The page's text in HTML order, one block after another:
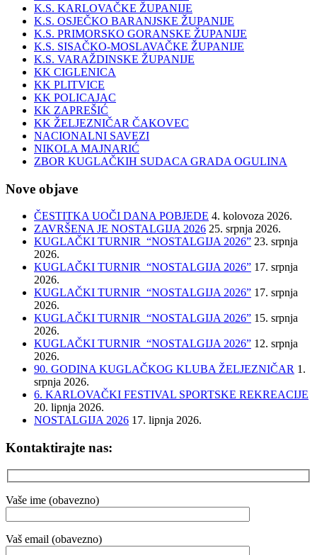
K.S. KARLOVAČKE ŽUPANIJE
K.S. OSJEČKO BARANJSKE ŽUPANIJE
K.S. PRIMORSKO GORANSKE ŽUPANIJE
K.S. SISAČKO-MOSLAVAČKE ŽUPANIJE
K.S. VARAŽDINSKE ŽUPANIJE
KK CIGLENICA
KK PLITVICE
KK POLICAJAC
KK ZAPREŠIĆ
KK ŽELJEZNIČAR ČAKOVEC
NACIONALNI SAVEZI
NIKOLA MAJNARIĆ
ZBOR KUGLAČKIH SUDACA GRADA OGULINA
Nove objave
ČESTITKA UOČI DANA POBJEDE 4. kolovoza 2026.
ZAVRŠENA JE NOSTALGIJA 2026 25. srpnja 2026.
KUGLAČKI TURNIR “NOSTALGIJA 2026” 23. srpnja
2026.
KUGLAČKI TURNIR “NOSTALGIJA 2026” 17. srpnja
2026.
KUGLAČKI TURNIR “NOSTALGIJA 2026” 17. srpnja
2026.
KUGLAČKI TURNIR “NOSTALGIJA 2026” 15. srpnja
2026.
KUGLAČKI TURNIR “NOSTALGIJA 2026” 12. srpnja
2026.
90. GODINA KUGLAČKOG KLUBA ŽELJEZNIČAR 1.
srpnja 2026.
6. KARLOVAČKI FESTIVAL SPORTSKE REKREACIJE
20. lipnja 2026.
NOSTALGIJA 2026 17. lipnja 2026.
Kontaktirajte nas:
Vaše ime (obavezno)
Vaš email (obavezno)